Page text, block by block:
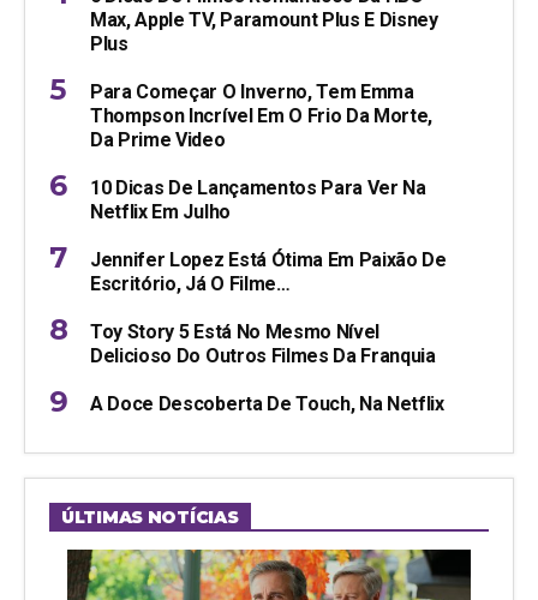
Max, Apple TV, Paramount Plus E Disney
Plus
Para Começar O Inverno, Tem Emma
Thompson Incrível Em O Frio Da Morte,
Da Prime Video
10 Dicas De Lançamentos Para Ver Na
Netflix Em Julho
Jennifer Lopez Está Ótima Em Paixão De
Escritório, Já O Filme…
Toy Story 5 Está No Mesmo Nível
Delicioso Do Outros Filmes Da Franquia
A Doce Descoberta De Touch, Na Netflix
ÚLTIMAS NOTÍCIAS